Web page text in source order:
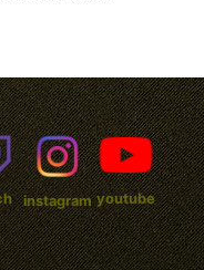
instagram youtube